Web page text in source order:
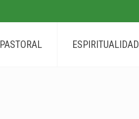
PASTORAL ESPIRITUALIDAD